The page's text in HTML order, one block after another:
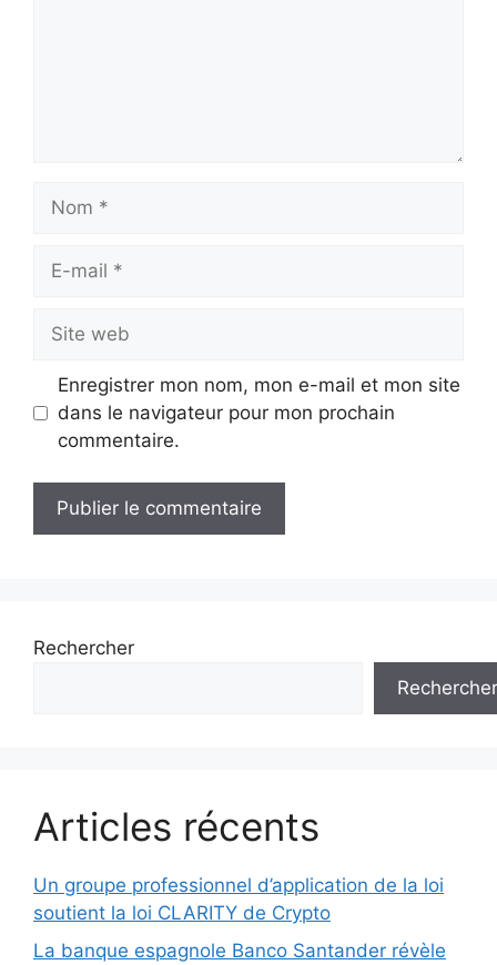
mail
web
Enregistrer mon nom, mon e-mail et mon site
dans le navigateur pour mon prochain
commentaire.
Rechercher
Rechercher
Articles récents
Un groupe professionnel d’application de la loi
soutient la loi CLARITY de Crypto
La banque espagnole Banco Santander révèle